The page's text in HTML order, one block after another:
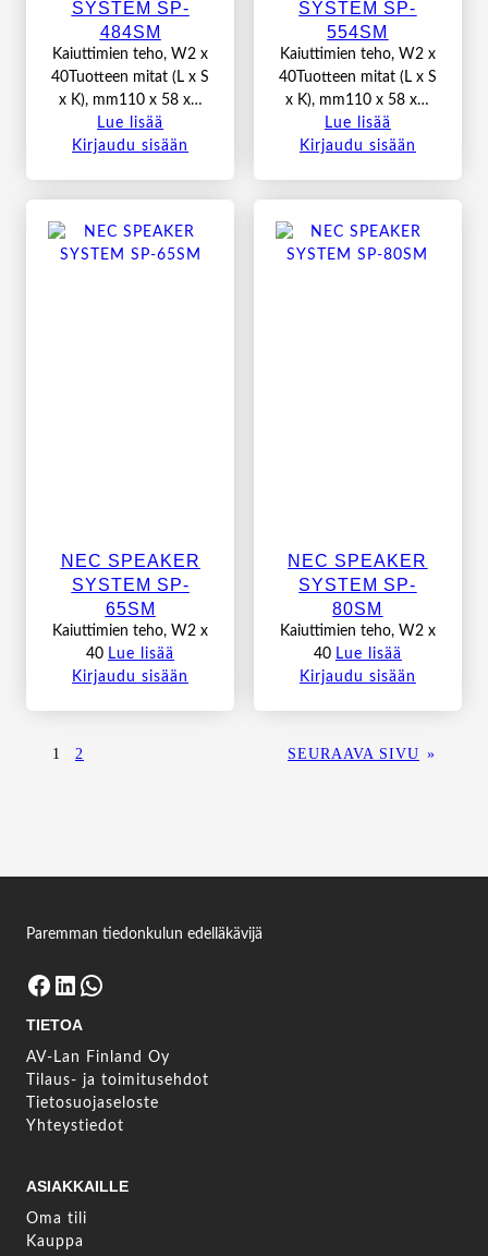
SYSTEM SP-
484SM
Kaiuttimien teho, W2 x
40Tuotteen mitat (L x S
x K), mm110 x 58 x…
Lue lisää
Kirjaudu sisään
SYSTEM SP-
554SM
Kaiuttimien teho, W2 x
40Tuotteen mitat (L x S
x K), mm110 x 58 x…
Lue lisää
Kirjaudu sisään
NEC SPEAKER
SYSTEM SP-
65SM
Kaiuttimien teho, W2 x
40 Lue lisää
Kirjaudu sisään
NEC SPEAKER
SYSTEM SP-
80SM
Kaiuttimien teho, W2 x
40 Lue lisää
Kirjaudu sisään
1 2 SEURAAVA SIVU »
Paremman tiedonkulun edelläkävijä
Facebook LinkedIn WhatsApp
TIETOA
AV-Lan Finland Oy
Tilaus- ja toimitusehdot
Tietosuojaseloste
Yhteystiedot
ASIAKKAILLE
Oma tili
Kauppa